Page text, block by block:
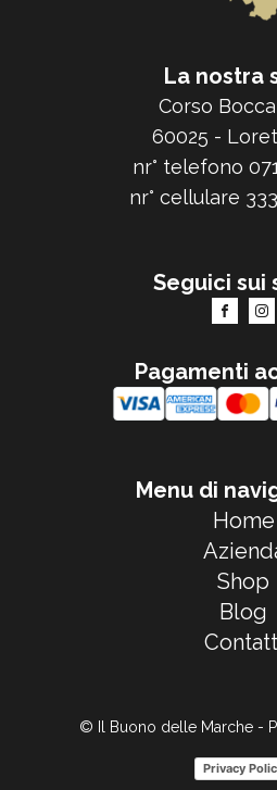
La nostra
Corso
60025 -
nr° telefono
nr° cellulare
Seguici sui
Pagamenti
Menu di
Home
Shop
Blog
© Il Buono delle Marche -
Privacy